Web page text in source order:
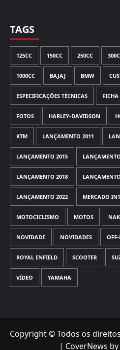
TAGS
125CC 150CC 250CC
1000CC BAJAJ BMW
ESPECIFICAÇÕES TÉCNICAS FICHA
FOTOS HARLEY-DAVIDSON
KTM LANÇAMENTO 2011
LANÇAMENTO 2015
LANÇAMENTO 2018
LANÇAMENTO 2022 MERCADO
MOTOCICLISMO MOTOS
NOVIDADE NOVIDADES
ROYAL ENFIELD SCOOTER
VÍDEO YAMAHA
Copyright © Todos os
| CoverNews